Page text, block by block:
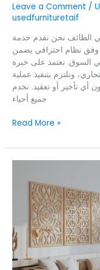
Leave a Comment /
usedfurnituretaif
الطائف نحن نقدم خدمة
وفق نظام احترافي يضمن
السوق. نعتمد على خبرة
ونلتزم بتنفيذ عملية
أي تأخير أو تعقيد. نخدم
جميع أحياء
Read More »
المستعمل
الطائف
لعام
2025